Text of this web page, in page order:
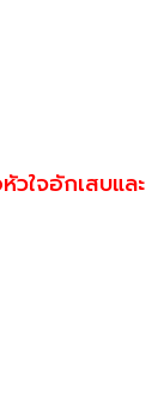
วใจอักเสบและ